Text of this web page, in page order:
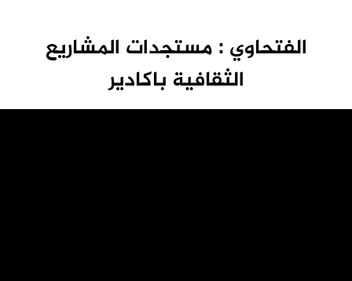
الفتحاوي : مستجدات المشاريع
الثقافية باكادير